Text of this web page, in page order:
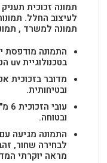
תמונה זכוכית תעניק
לעיצוב החלל.
תמונה למשרד ,
בטכנולוגיית uv הטובה בעולם.
מדובר בזכוכית
ובטיחותית.
ובטוחה.
התמונה מגיעה
לבחירה שחור,
מראה יוקרתי המדמה